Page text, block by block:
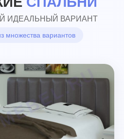
ИДЕАЛЬНЫЙ ВАРИАНТ
множества вариантов